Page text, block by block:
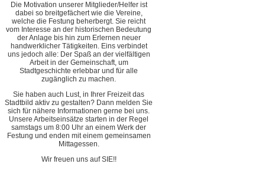
Die Motivation unserer Mitglieder/Helfer ist
dabei so breitgefächert wie die Vereine,
welche die Festung beherbergt. Sie reicht
vom Interesse an der historischen Bedeutung
der Anlage bis hin zum Erlernen neuer
handwerklicher Tätigkeiten. Eins verbindet
uns jedoch alle: Der Spaß an der vielfältigen
Arbeit in der Gemeinschaft, um
Stadtgeschichte erlebbar und für alle
zugänglich zu machen.
Sie haben auch Lust, in Ihrer Freizeit das
Stadtbild aktiv zu gestalten? Dann melden Sie
sich für nähere Informationen gerne bei uns.
Unsere Arbeitseinsätze starten in der Regel
samstags um 8:00 Uhr an einem Werk der
Festung und enden mit einem gemeinsamen
Mittagessen.
Wir freuen uns auf SIE!!